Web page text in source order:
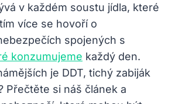
v každém soustu jídla, které
více se hovoří o
spojených s
konzumujeme každý den.
je DDT, tichý zabiják
Přečtěte si náš článek a